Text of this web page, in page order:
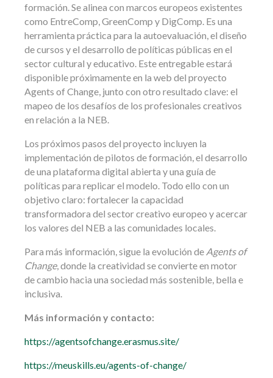
formación. Se alinea con marcos europeos existentes
como EntreComp, GreenComp y DigComp. Es una
herramienta práctica para la autoevaluación, el diseño
de cursos y el desarrollo de políticas públicas en el
sector cultural y educativo. Este entregable estará
disponible próximamente en la web del proyecto
Agents of Change, junto con otro resultado clave: el
mapeo de los desafíos de los profesionales creativos
en relación a la NEB.
Los próximos pasos del proyecto incluyen la
implementación de pilotos de formación, el desarrollo
de una plataforma digital abierta y una guía de
políticas para replicar el modelo. Todo ello con un
objetivo claro: fortalecer la capacidad
transformadora del sector creativo europeo y acercar
los valores del NEB a las comunidades locales.
Para más información, sigue la evolución de Agents of
Change, donde la creatividad se convierte en motor
de cambio hacia una sociedad más sostenible, bella e
inclusiva.
Más información y contacto:
https://agentsofchange.erasmus.site/
https://meuskills.eu/agents-of-change/